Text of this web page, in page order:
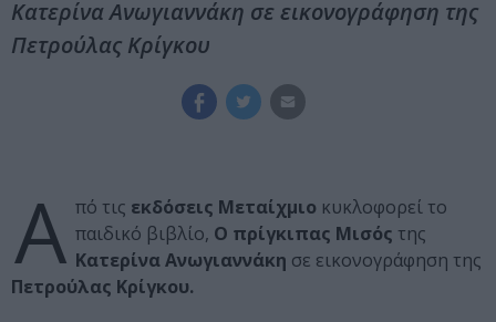
Κατερίνα Ανωγιαννάκη σε εικονογράφηση της
Πετρούλας Κρίγκου
Α πό τις εκδόσεις Μεταίχμιο κυκλοφορεί το
παιδικό βιβλίο, Ο πρίγκιπας Μισός της
Κατερίνα Ανωγιαννάκη σε εικονογράφηση της
Πετρούλας Κρίγκου.